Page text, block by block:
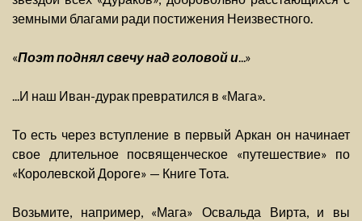
земными благами ради постижения Неизвестного.
«Поэт поднял свечу над головой и ...»
...И наш Иван-дурак превратился в «Мага».
То есть через вступление в первый Аркан он начинает
свое длительное посвященческое «путешествие» по
«Королевской Дороге» — Книге Тота.
Возьмите, например, «Мага» Освальда Вирта, и вы